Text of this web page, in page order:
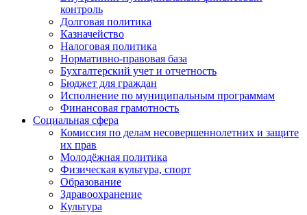
контроль
Долговая политика
Казначейство
Налоговая политика
Нормативно-правовая база
Бухгалтерский учет и отчетность
Бюджет для граждан
Исполнение по муниципальным программам
Финансовая грамотность
Социальная сфера
Комиссия по делам несовершеннолетних и защите
их прав
Молодёжная политика
Физическая культура, спорт
Образование
Здравоохранение
Культура